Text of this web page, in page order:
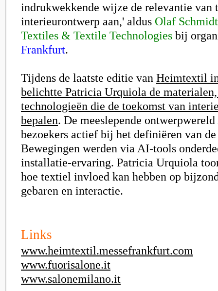
indrukwekkende wijze de relevantie van
interieurontwerp aan,' aldus Olaf Schmidt
Textiles & Textile Technologies bij
Frankfurt.
Tijdens de laatste editie van Heimtextil
belichtte Patricia Urquiola de
technologieën die de toekomst van
bepalen. De meeslepende ontwerpwereld
bezoekers actief bij het definiëren van
Bewegingen werden via AI-tools
installatie-ervaring. Patricia Urquiola
hoe textiel invloed kan hebben op
gebaren en interactie.
Links
www.heimtextil.messefrankfurt.com
www.fuorisalone.it
www.salonemilano.it